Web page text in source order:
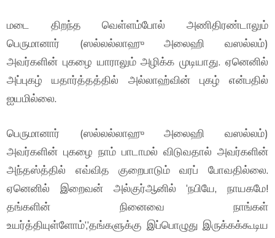
மடை திறந்த வெள்ளம்போல் அணிதிரண்டாலும்
பெருமானார் (ஸல்லல்லாஹு அலைஹி வஸல்லம்)
அவர்களின் புகழை யாராலும் அழிக்க முடியாது. ஏனெனில்
அப்புகழ் யதார்த்தத்தில் அல்லாஹ்வின் புகழ் என்பதில்
ஐயமில்லை.
பெருமானார் (ஸல்லல்லாஹு அலைஹி வஸல்லம்)
அவர்களின் புகழை நாம் பாடாமல் விடுவதால் அவர்களின்
அந்தஸ்த்தில் எவ்வித குறைபாடும் வரப் போவதில்லை.
ஏனெனில் இறைவன் அல்குர்ஆனில் ‘நபியே, நாயகமே!
தங்களின் நினைவை நாங்கள்
உயர்த்தியுள்ளோம்’,’தங்களுக்கு இப்பொழுது இருக்கக்கூடிய